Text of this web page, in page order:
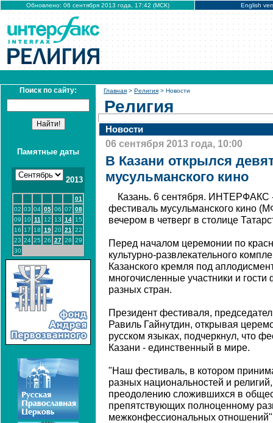
Обновлено: 06 сентября 2013 года, 17:42 (МСК) English
Поиск по сайту:
Памятные даты
2013
01
02 03 04 05 06 07 08
09 10 11 12 13 14 15
16 17 18 19 20 21
22
23 24 25 26 27 28 29
30
Главная > Религия > Новости
Религия
Новости
06 сентября 2013 года, 10:00
В Казани открылся
мусульманского кино
Казань. 6 сентября. ИНТЕРФАКС
фестиваль мусульманского кино
вечером в четверг в столице
Перед началом церемонии по
культурно-развлекательного
Казанского кремля под
многочисленные участники и
разных стран.
Президент фестиваля,
Равиль Гайнутдин, открывая
русском языках, подчеркнул, что
Казани - единственный в мире.
"Наш фестиваль, в котором
разных национальностей и
преодолению сложившихся в
препятствующих полноценному
межконфессиональных